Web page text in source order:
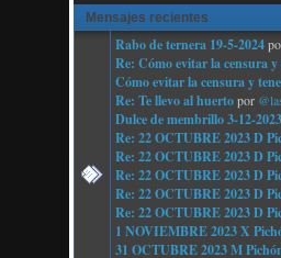
Mensajes recientes
Rabo de ternera 19-5-2024
Re: Cómo evitar la censura
Cómo evitar la censura y
Re: Te llevo al huertopor
Dulce de membrillo 3-12-2023
Re: 22 OCTUBRE 2023 D
Re: 22 OCTUBRE 2023 D
Re: 22 OCTUBRE 2023 D
Re: 22 OCTUBRE 2023 D
Re: 22 OCTUBRE 2023 D
1 NOVIEMBRE 2023 X
31 OCTUBRE 2023 M